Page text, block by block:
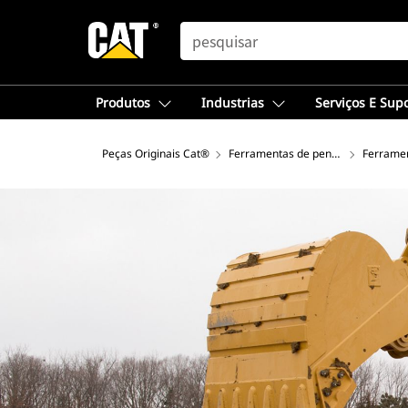
SEARCH
Produtos Industrias Serviços E
Peças Originais Cat® Ferramentas de penetração no